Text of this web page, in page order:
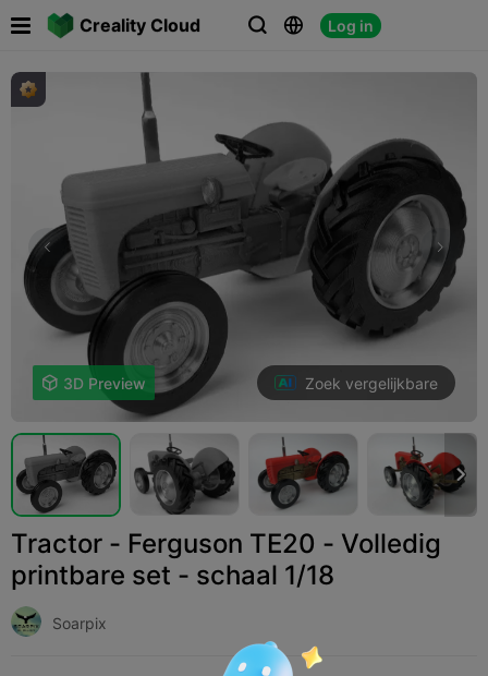
Creality Cloud   Log in
 
 3D Preview Zoek vergelijkbare

Tractor - Ferguson TE20 - Volledig
printbare set - schaal 1/18
Soarpix